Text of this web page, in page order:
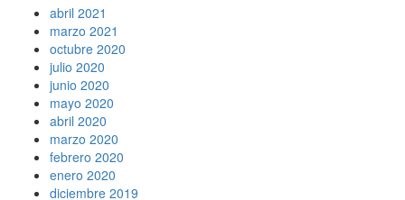
abril 2021
marzo 2021
octubre 2020
julio 2020
junio 2020
mayo 2020
abril 2020
marzo 2020
febrero 2020
enero 2020
diciembre 2019